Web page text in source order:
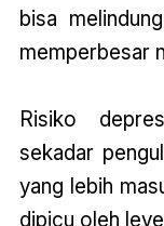
bisa
memperbesar
Risiko
sekadar
yang lebih
dipicu oleh